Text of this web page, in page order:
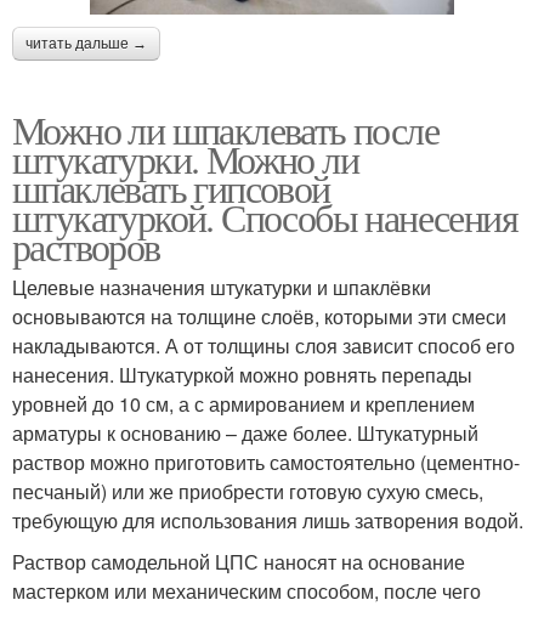
читать дальше →
Можно ли шпаклевать после
штукатурки. Можно ли
шпаклевать гипсовой
штукатуркой. Способы нанесения
растворов
Целевые назначения штукатурки и шпаклёвки
основываются на толщине слоёв, которыми эти смеси
накладываются. А от толщины слоя зависит способ его
нанесения. Штукатуркой можно ровнять перепады
уровней до 10 см, а с армированием и креплением
арматуры к основанию – даже более. Штукатурный
раствор можно приготовить самостоятельно (цементно-
песчаный) или же приобрести готовую сухую смесь,
требующую для использования лишь затворения водой.
Раствор самодельной ЦПС наносят на основание
мастерком или механическим способом, после чего